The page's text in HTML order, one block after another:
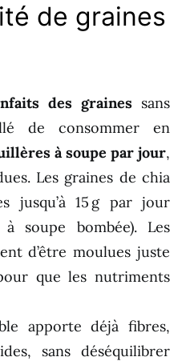
de graines
des grainessans
de consommer en
à soupe par jour,
Les graines de chia
jusqu’à 15 g par jour
soupe bombée). Les
d’être moulues juste
que les nutriments
apporte déjà fibres,
sans déséquilibrer